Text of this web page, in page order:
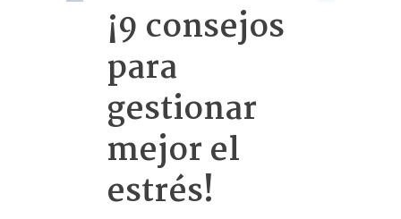
¡9 consejos
para
gestionar
mejor el
estrés!